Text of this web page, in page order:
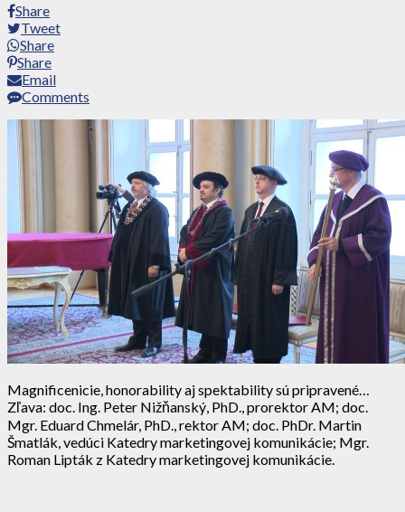
Share
Tweet
Share
Share
Email
Comments
Magnificenicie, honorability aj spektability sú pripravené…
Zľava: doc. Ing. Peter Nižňanský, PhD., prorektor AM; doc.
Mgr. Eduard Chmelár, PhD., rektor AM; doc. PhDr. Martin
Šmatlák, vedúci Katedry marketingovej komunikácie; Mgr.
Roman Lipták z Katedry marketingovej komunikácie.